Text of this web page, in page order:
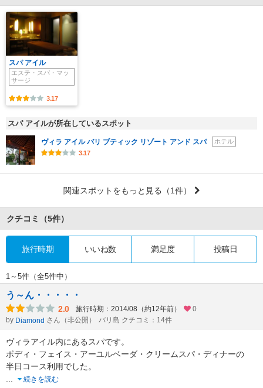
スパ アイル
エステ・スパ・マッ
サージ
3.17
スパ アイルが所在しているスポット
ヴィラ アイル バリ ブティック リゾート アンド スパ
ホテル
3.17
関連スポットをもっと見る （1件）
クチコミ （5件）
旅行時期 いいね数 満足度 投稿日
1～5件（全5件中）
う～ん・・・・・
2.0 旅行時期：2014/08（約12年前）
0
by Diamond さん（非公開） バリ島 クチコミ：14件
ヴィラアイル内にあるスパです。
ボディ・フェイス・アーユルベーダ・クリームスパ・ディナーの
半日コース利用でした。
...
続きを読む